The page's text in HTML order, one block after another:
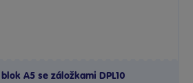
A5 se záložkami DPL10